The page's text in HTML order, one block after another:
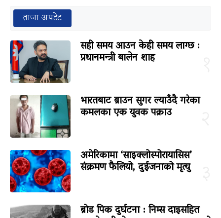
ताजा अपडेट
सही समय आउन केही समय लाग्छ :
प्रधानमन्त्री बालेन शाह
भारतबाट ब्राउन सुगर ल्याउँदै गरेका
कमलका एक युवक पक्राउ
अमेरिकामा ‘साइक्लोस्पोरायासिस’
संक्रमण फैलियो, दुईजनाको मृत्यु
ब्रोड पिक दुर्घटना : निम्स दाइसहित